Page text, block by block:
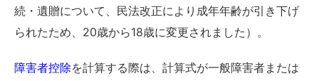
続・遺贈について、民法改正により成年年齢が引き下げ
られたため、20歳から18歳に変更されました）。
障害者控除を計算する際は、計算式が一般障害者または